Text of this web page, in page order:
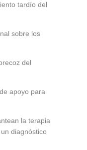
tardío del
sobre los
del
apoyo para
la terapia
diagnóstico